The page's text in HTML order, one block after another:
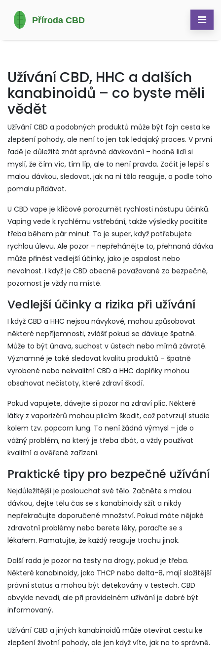
Užívání CBD, HHC a dalších
kanabinoidů – co byste měli
vědět
Užívání CBD a podobných produktů může být fajn cesta ke
zlepšení pohody, ale není to jen tak ledajaký proces. V první
řadě je důležité znát správné dávkování – hodně lidí si
myslí, že čím víc, tím líp, ale to není pravda. Začít je lepší s
malou dávkou, sledovat, jak na ni tělo reaguje, a podle toho
pomalu přidávat.
U CBD vape je klíčové porozumět rychlosti nástupu účinků.
Vaping vede k rychlému vstřebání, takže výsledky pocítíte
třeba během pár minut. To je super, když potřebujete
rychlou úlevu. Ale pozor – nepřehánějte to, přehnaná dávka
může přinést vedlejší účinky, jako je ospalost nebo
nevolnost. I když je CBD obecně považované za bezpečné,
pozornost je vždy na místě.
Vedlejší účinky a rizika při užívání
I když CBD a HHC nejsou návykové, mohou způsobovat
některé nepříjemnosti, zvlášť pokud se dávkuje špatně.
Může to být únava, suchost v ústech nebo mírná závratě.
Významné je také sledovat kvalitu produktů – špatně
vyrobené nebo nekvalitní CBD a HHC doplňky mohou
obsahovat nečistoty, které zdraví škodí.
Pokud vapujete, dávejte si pozor na zdraví plic. Některé
látky z vaporizérů mohou plicím škodit, což potvrzují studie
kolem tzv. popcorn lung. To není žádná výmysl – jde o
vážný problém, na který je třeba dbát, a vždy používat
kvalitní a ověřené zařízení.
Praktické tipy pro bezpečné užívání
Nejdůležitější je poslouchat své tělo. Začněte s malou
dávkou, dejte tělu čas se s kanabinoidy sžít a nikdy
nepřekračujte doporučené množství. Pokud máte nějaké
zdravotní problémy nebo berete léky, poraďte se s
lékařem. Pamatujte, že každý reaguje trochu jinak.
Další rada je pozor na testy na drogy, pokud je třeba.
Některé kanabinoidy, jako THCP nebo delta-8, mají složitější
právní status a mohou být detekovány v testech. CBD
obvykle nevadí, ale při pravidelném užívání je dobré být
informovaný.
Užívání CBD a jiných kanabinoidů může otevírat cestu ke
zlepšení životní pohody, ale jen když víte, jak na to správně.